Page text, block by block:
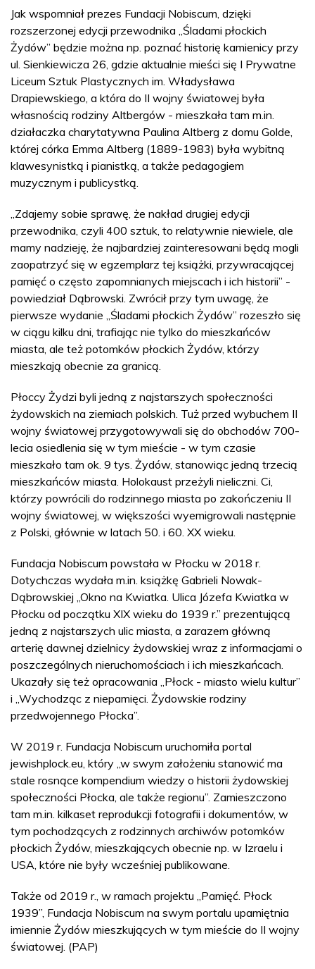
Jak wspomniał prezes Fundacji Nobiscum, dzięki
rozszerzonej edycji przewodnika „Śladami płockich
Żydów” będzie można np. poznać historię kamienicy przy
ul. Sienkiewicza 26, gdzie aktualnie mieści się I Prywatne
Liceum Sztuk Plastycznych im. Władysława
Drapiewskiego, a która do II wojny światowej była
własnością rodziny Altbergów - mieszkała tam m.in.
działaczka charytatywna Paulina Altberg z domu Golde,
której córka Emma Altberg (1889-1983) była wybitną
klawesynistką i pianistką, a także pedagogiem
muzycznym i publicystką.
„Zdajemy sobie sprawę, że nakład drugiej edycji
przewodnika, czyli 400 sztuk, to relatywnie niewiele, ale
mamy nadzieję, że najbardziej zainteresowani będą mogli
zaopatrzyć się w egzemplarz tej książki, przywracającej
pamięć o często zapomnianych miejscach i ich historii” -
powiedział Dąbrowski. Zwrócił przy tym uwagę, że
pierwsze wydanie „Śladami płockich Żydów” rozeszło się
w ciągu kilku dni, trafiając nie tylko do mieszkańców
miasta, ale też potomków płockich Żydów, którzy
mieszkają obecnie za granicą.
Płoccy Żydzi byli jedną z najstarszych społeczności
żydowskich na ziemiach polskich. Tuż przed wybuchem II
wojny światowej przygotowywali się do obchodów 700-
lecia osiedlenia się w tym mieście - w tym czasie
mieszkało tam ok. 9 tys. Żydów, stanowiąc jedną trzecią
mieszkańców miasta. Holokaust przeżyli nieliczni. Ci,
którzy powrócili do rodzinnego miasta po zakończeniu II
wojny światowej, w większości wyemigrowali następnie
z Polski, głównie w latach 50. i 60. XX wieku.
Fundacja Nobiscum powstała w Płocku w 2018 r.
Dotychczas wydała m.in. książkę Gabrieli Nowak-
Dąbrowskiej „Okno na Kwiatka. Ulica Józefa Kwiatka w
Płocku od początku XIX wieku do 1939 r.” prezentującą
jedną z najstarszych ulic miasta, a zarazem główną
arterię dawnej dzielnicy żydowskiej wraz z informacjami o
poszczególnych nieruchomościach i ich mieszkańcach.
Ukazały się też opracowania „Płock - miasto wielu kultur”
i „Wychodząc z niepamięci. Żydowskie rodziny
przedwojennego Płocka”.
W 2019 r. Fundacja Nobiscum uruchomiła portal
jewishplock.eu, który „w swym założeniu stanowić ma
stale rosnące kompendium wiedzy o historii żydowskiej
społeczności Płocka, ale także regionu”. Zamieszczono
tam m.in. kilkaset reprodukcji fotografii i dokumentów, w
tym pochodzących z rodzinnych archiwów potomków
płockich Żydów, mieszkających obecnie np. w Izraelu i
USA, które nie były wcześniej publikowane.
Także od 2019 r., w ramach projektu „Pamięć. Płock
1939”, Fundacja Nobiscum na swym portalu upamiętnia
imiennie Żydów mieszkujących w tym mieście do II wojny
światowej. (PAP)